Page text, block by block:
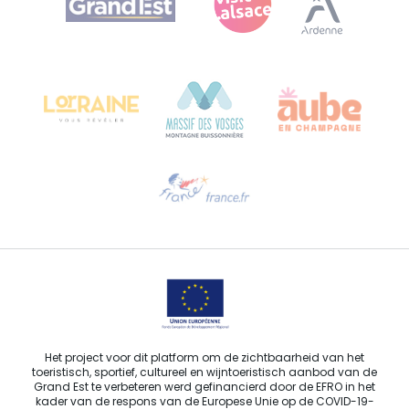
Bureau de Colmar (hoofdkantoor)
Stuur ons een e-mail
Het project voor dit platform om de zichtbaarheid van het
toeristisch, sportief, cultureel en wijntoeristisch aanbod van de
Grand Est te verbeteren werd gefinancierd door de EFRO in het
kader van de respons van de Europese Unie op de COVID-19-